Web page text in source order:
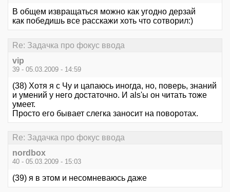
В общем извращаться можно как угодно дерзай
как победишь все расскажи хоть что сотворил:)
Re: Задачка про фокус ввода
vip
39 - 05.03.2009 - 14:59
(38) Хотя я с Чу и цапаюсь иногда, но, поверь, знаний
и умений у него достаточно. И als'ы он читать тоже
умеет.
Просто его бывает слегка заносит на поворотах.
Re: Задачка про фокус ввода
nordbox
40 - 05.03.2009 - 15:03
(39) я в этом и несомневаюсь даже